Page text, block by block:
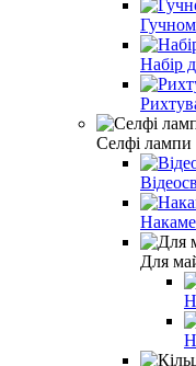
Набір
Селфі лампи
Для